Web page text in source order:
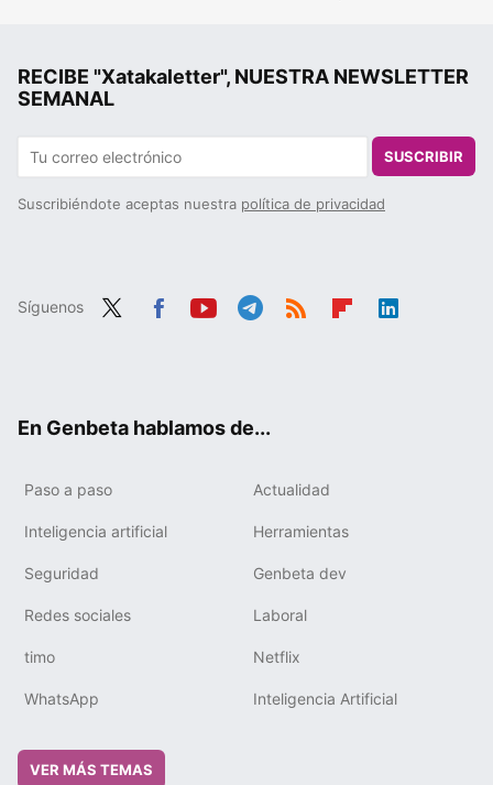
RECIBE "Xatakaletter", NUESTRA NEWSLETTER
SEMANAL
SUSCRIBIR
Suscribiéndote aceptas nuestra política de privacidad
Síguenos
En Genbeta hablamos de...
Paso a paso Actualidad
Inteligencia artificial Herramientas
Seguridad Genbeta dev
Redes sociales Laboral
timo Netflix
WhatsApp Inteligencia Artificial
VER MÁS TEMAS